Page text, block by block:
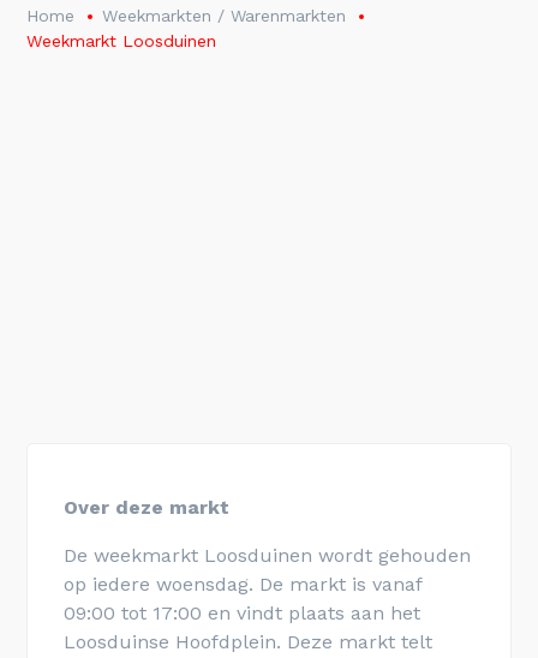
Home
Weekmarkten / Warenmarkten
Weekmarkt Loosduinen
Over deze markt
De weekmarkt Loosduinen wordt gehouden
op iedere woensdag. De markt is vanaf
09:00 tot 17:00 en vindt plaats aan het
Loosduinse Hoofdplein. Deze markt telt